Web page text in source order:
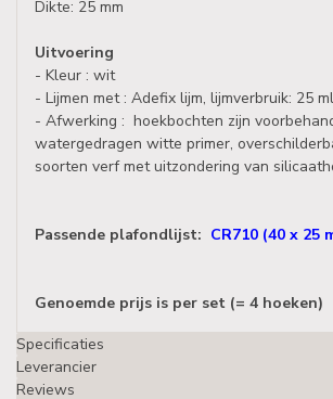
Dikte: 25 mm
Uitvoering
- Kleur : wit
- Lijmen met : Adefix lijm, lijmverbruik: 25
- Afwerking : hoekbochten zijn
watergedragen witte primer,
soorten verf met uitzondering van
Passende plafondlijst: CR710 (40 x 25
Genoemde prijs is per set (= 4 hoeken)
Specificaties
Leverancier
Reviews